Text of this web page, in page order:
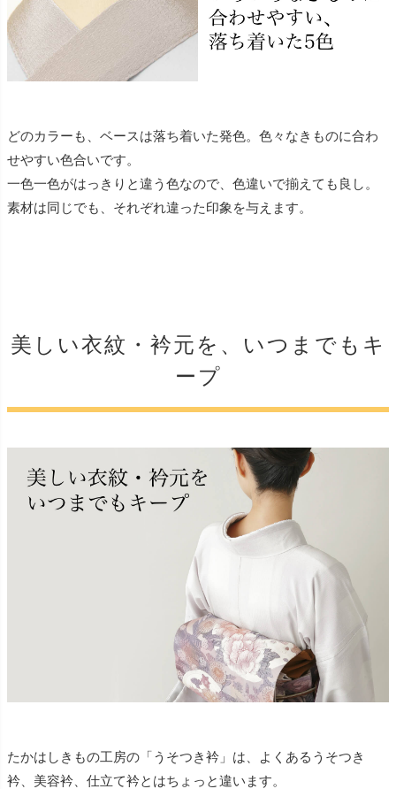
どのカラーも、ベースは落ち着いた発色。色々なきものに合わ
せやすい色合いです。
一色一色がはっきりと違う色なので、色違いで揃えても良し。
素材は同じでも、それぞれ違った印象を与えます。
美しい衣紋・衿元を、いつまでもキ
ープ
たかはしきもの工房の「うそつき衿」は、よくあるうそつき
衿、美容衿、仕立て衿とはちょっと違います。